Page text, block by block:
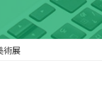
術展